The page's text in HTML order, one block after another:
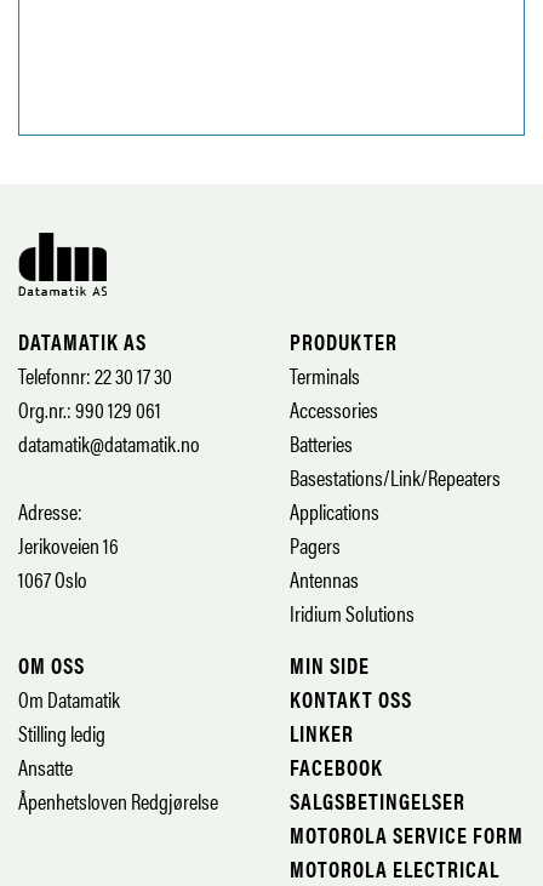
DATAMATIK AS
Telefonnr: 22 30 17 30
Org.nr.: 990 129 061
datamatik@datamatik.no
Adresse:
Jerikoveien 16
1067 Oslo
PRODUKTER
Terminals
Accessories
Batteries
Basestations/Link/Repeaters
Applications
Pagers
Antennas
Iridium Solutions
OM OSS
Om Datamatik
Stilling ledig
Ansatte
Åpenhetsloven Redgjørelse
MIN SIDE
KONTAKT OSS
LINKER
FACEBOOK
SALGSBETINGELSER
MOTOROLA SERVICE FORM
MOTOROLA ELECTRICAL